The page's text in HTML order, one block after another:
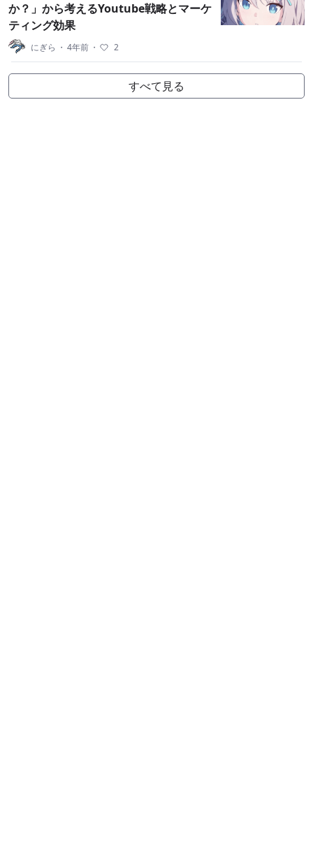
か？」から考えるYoutube戦略とマーケ
ティング効果
にぎら ・ 4年前 ・ 2
すべて見る